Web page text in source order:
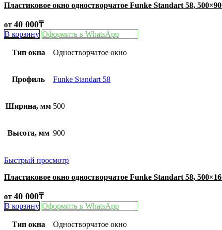
Пластиковое окно одностворчатое Funke Standart 58,
от 40 000₸
В корзину Оформить в WhatsApp
Тип окна Одностворчатое окно
Профиль Funke Standart 58
Ширина, мм 500
Высота, мм 900
Быстрый просмотр
Пластиковое окно одностворчатое Funke Standart 58,
от 40 000₸
В корзину Оформить в WhatsApp
Тип окна Одностворчатое окно